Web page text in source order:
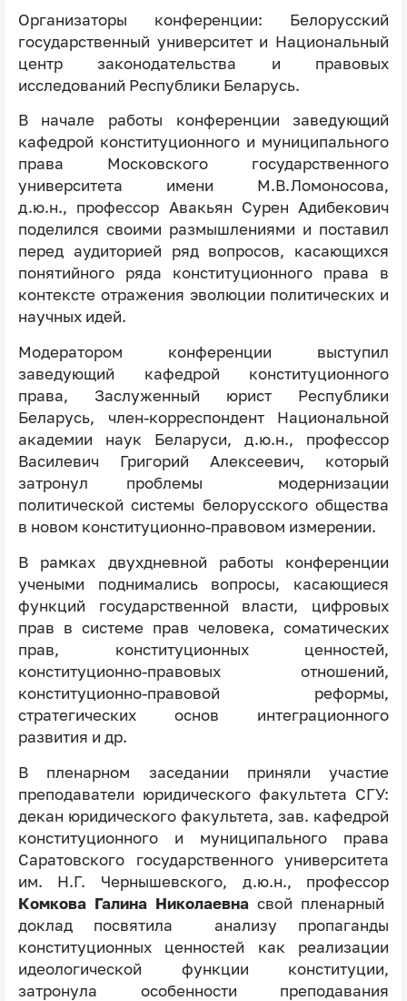
Организаторы конференции: Белорусский
государственный университет и Национальный
центр законодательства и правовых
исследований Республики Беларусь.
В начале работы конференции заведующий
кафедрой конституционного и муниципального
права Московского государственного
университета имени М.В.Ломоносова,
д.ю.н., профессор Авакьян Сурен Адибекович
поделился своими размышлениями и поставил
перед аудиторией ряд вопросов, касающихся
понятийного ряда конституционного права в
контексте отражения эволюции политических и
научных идей.
Модератором конференции выступил
заведующий кафедрой конституционного
права, Заслуженный юрист Республики
Беларусь, член-корреспондент Национальной
академии наук Беларуси, д.ю.н., профессор
Василевич Григорий Алексеевич, который
затронул проблемы модернизации
политической системы белорусского общества
в новом конституционно-правовом измерении.
В рамках двухдневной работы конференции
учеными поднимались вопросы, касающиеся
функций государственной власти, цифровых
прав в системе прав человека, соматических
прав, конституционных ценностей,
конституционно-правовых отношений,
конституционно-правовой реформы,
стратегических основ интеграционного
развития и др.
В пленарном заседании приняли участие
преподаватели юридического факультета СГУ:
декан юридического факультета, зав. кафедрой
конституционного и муниципального права
Саратовского государственного университета
им. Н.Г. Чернышевского, д.ю.н., профессор
Комкова Галина Николаевнасвой пленарный
доклад посвятила анализу пропаганды
конституционных ценностей как реализации
идеологической функции конституции,
затронула особенности преподавания